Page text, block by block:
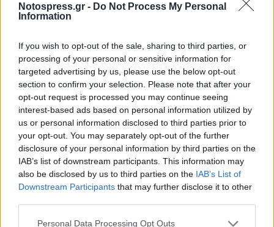
Notospress.gr - Do Not Process My Personal
Information
If you wish to opt-out of the sale, sharing to third parties, or
processing of your personal or sensitive information for
targeted advertising by us, please use the below opt-out
section to confirm your selection. Please note that after your
opt-out request is processed you may continue seeing
interest-based ads based on personal information utilized by
us or personal information disclosed to third parties prior to
your opt-out. You may separately opt-out of the further
disclosure of your personal information by third parties on the
IAB’s list of downstream participants. This information may
also be disclosed by us to third parties on the IAB’s List of
Downstream Participants that may further disclose it to other
Personal Data Processing Opt Outs
Μάρμαρα Παρθενώνα = Έλγιν